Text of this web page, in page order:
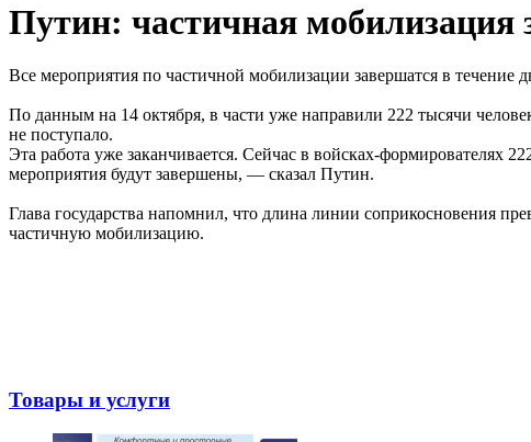
Путин: частичная мобилизация
Все мероприятия по частичной мобилизации завершатся в течение
По данным на 14 октября, в части уже направили 222 тысячи
не поступало.
Эта работа уже заканчивается. Сейчас в войсках-формирователях
мероприятия будут завершены, — сказал Путин.
Глава государства напомнил, что длина линии соприкосновения
частичную мобилизацию.
Товары и услуги